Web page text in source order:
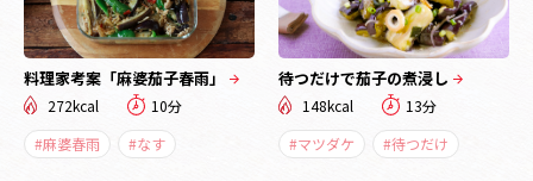
料理家考案「麻婆茄子春雨」
272kcal
10分
#麻婆春雨
#なす
待つだけで茄子の煮浸し
148kcal
13分
#マツダケ
#待つだけ